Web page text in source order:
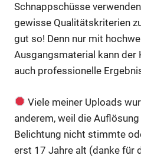
Schnappschüsse
gewisse Qualitätskriterien
gut so! Denn nur mit
Ausgangsmaterial kann der
auch professionelle
Viele meiner Uploads
anderem, weil die
Belichtung nicht stimmte
erst 17 Jahre alt (danke für